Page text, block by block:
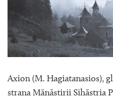
Axion (M. Hagiatanasios),
strana Mănăstirii Sihăstria